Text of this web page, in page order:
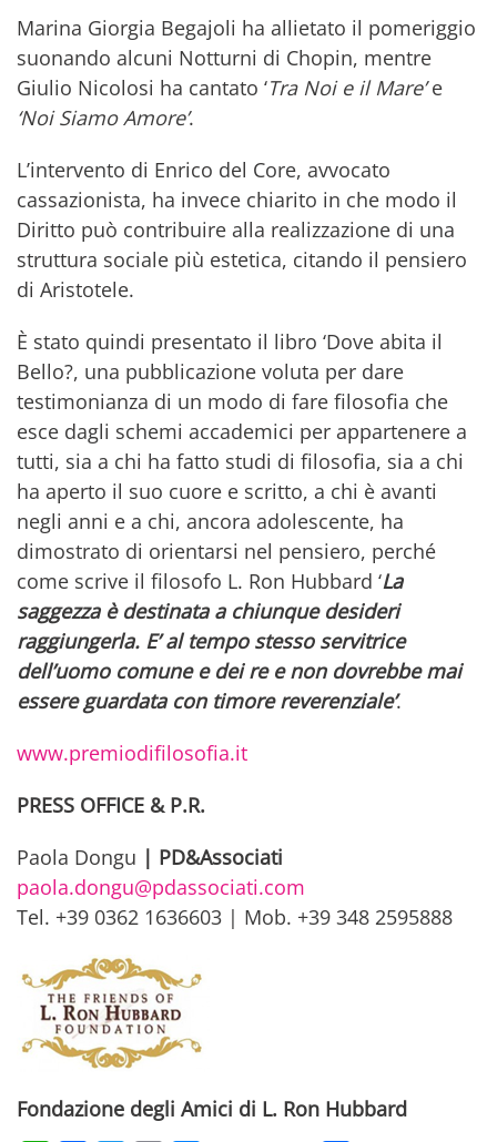
Marina Giorgia Begajoli ha allietato il pomeriggio
suonando alcuni Notturni di Chopin, mentre
Giulio Nicolosi ha cantato ‘Tra Noi e il Mare’e
‘Noi Siamo Amore’.
L’intervento di Enrico del Core, avvocato
cassazionista, ha invece chiarito in che modo il
Diritto può contribuire alla realizzazione di una
struttura sociale più estetica, citando il pensiero
di Aristotele.
È stato quindi presentato il libro ‘Dove abita il
Bello?, una pubblicazione voluta per dare
testimonianza di un modo di fare filosofia che
esce dagli schemi accademici per appartenere a
tutti, sia a chi ha fatto studi di filosofia, sia a chi
ha aperto il suo cuore e scritto, a chi è avanti
negli anni e a chi, ancora adolescente, ha
dimostrato di orientarsi nel pensiero, perché
come scrive il filosofo L. Ron Hubbard ‘La
saggezza è destinata a chiunque desideri
raggiungerla. E’ al tempo stesso servitrice
dell’uomo comune e dei re e non dovrebbe mai
essere guardata con timore reverenziale’.
www.premiodifilosofia.it
PRESS OFFICE & P.R.
Paola Dongu | PD&Associati
paola.dongu@pdassociati.com
Tel. +39 0362 1636603 | Mob. +39 348 2595888
Fondazione degli Amici di L. Ron Hubbard